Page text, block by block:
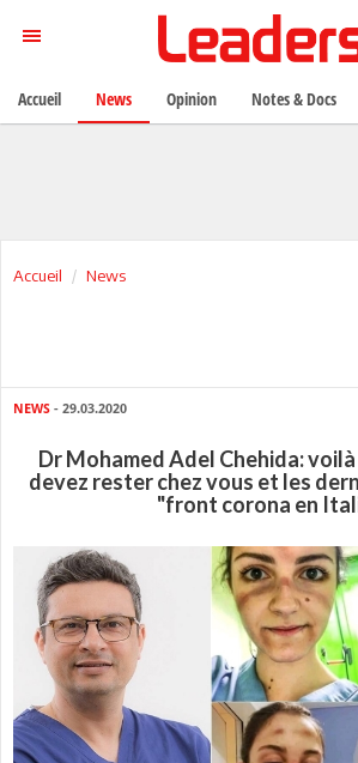
Accueil News
NEWS - 29.03.2020
Dr Mohamed Adel Chehida:
devez rester chez vous et les
"front corona en
Accueil News Opinion Notes & Docs